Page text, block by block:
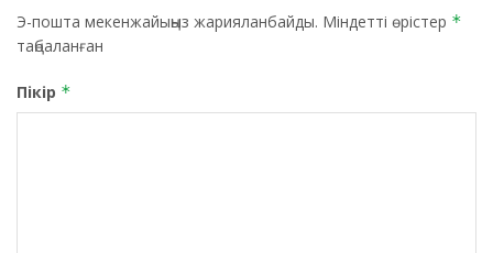
Э-пошта мекенжайыңыз жарияланбайды. Міндетті өрістер *
таңбаланған
Пікір *